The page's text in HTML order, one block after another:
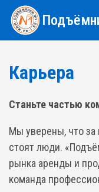
Карьера
Станьте частью
Мы уверены, что
стоят люди.
рынка аренды и
команда